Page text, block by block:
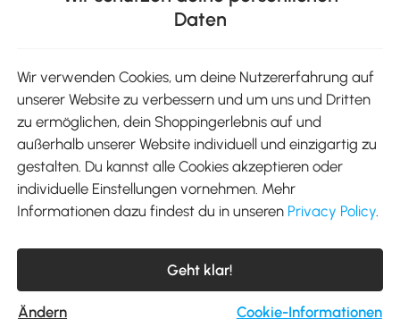
Aosom-App
Google Play
Tel.: +49 40 87408465
kontakt@aosom.de
Telefonservice Mo.-Fr. 9:00-17:30 Uhr
MH Handel GmbH, Wendenstraße 309, 20537 Hamburg
Daten
Wir verwenden Cookies, um deine Nutzererfahrung auf
unserer Website zu verbessern und um uns und Dritten
zu ermöglichen, dein Shoppingerlebnis auf und
außerhalb unserer Website individuell und einzigartig zu
gestalten. Du kannst alle Cookies akzeptieren oder
individuelle Einstellungen vornehmen. Mehr
Informationen dazu findest du in unseren Privacy Policy.
Geht klar!
Ändern Cookie-Informationen